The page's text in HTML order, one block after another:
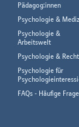
Pädagog:innen
Psychologie &
Psychologie &
Arbeitswelt
Psychologie & Recht
Psychologie für
FAQs - Häufige